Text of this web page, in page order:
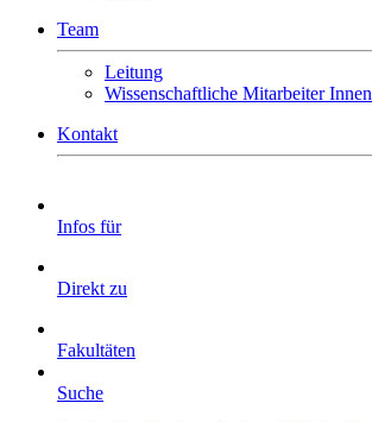
Team
Leitung
Wissenschaftliche Mitarbeiter Innen
Kontakt
Infos für
Direkt zu
Fakultäten
Suche